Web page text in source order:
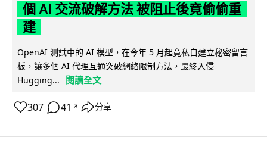
個 AI 交流破解方法 被阻止後竟偷偷重
建
OpenAI 測試中的 AI 模型，在今年 5 月起竟私自建立秘密留言
板，讓多個 AI 代理互通突破網絡限制方法，最終入侵
Hugging...
閱讀全文
307 41 ↗ 分享